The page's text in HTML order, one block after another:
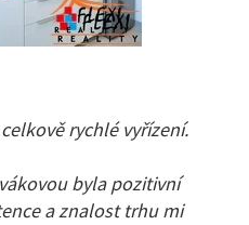
rychlé vyřízení.
byla pozitivní
a znalost trhu mi